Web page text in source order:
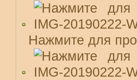
Нажмите для